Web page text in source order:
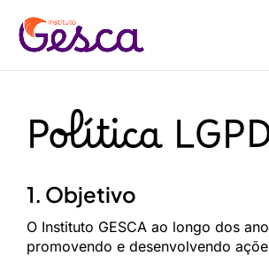
para
conteúdo
Política
1. Objetivo
O Instituto GESCA ao longo dos
promovendo e desenvolvendo